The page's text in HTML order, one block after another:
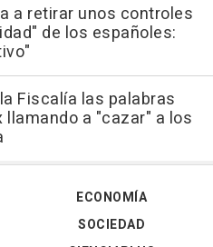
a retirar unos controles
de los españoles:
Fiscalía las palabras
llamando a "cazar" a los
ECONOMÍA
SOCIEDAD